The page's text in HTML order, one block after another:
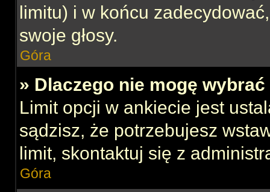
limitu) i w końcu
swoje głosy.
Góra
» Dlaczego nie mogę
Limit opcji w ankiecie jest
sądzisz, że potrzebujesz
limit, skontaktuj się z
Góra